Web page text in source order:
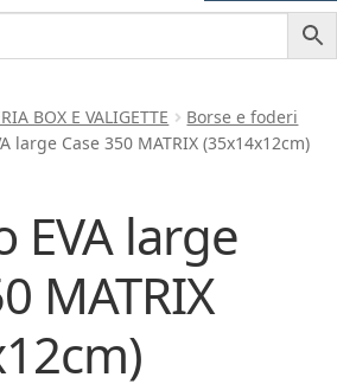
BOX E VALIGETTE
Borse e foderi
large Case 350 MATRIX (35x14x12cm)
EVA large
MATRIX